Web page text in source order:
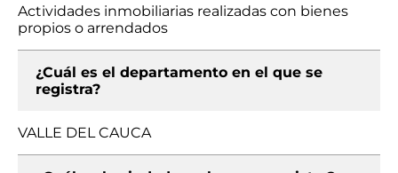
Actividades inmobiliarias realizadas con bienes
propios o arrendados
¿Cuál es el departamento en el que se
registra?
VALLE DEL CAUCA